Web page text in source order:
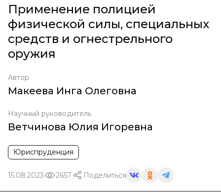
Применение полицией
физической силы, специальных
средств и огнестрельного
оружия
Автор
Макеева Инга Олеговна
Научный руководитель
Ветчинова Юлия Игоревна
Юриспруденция
15.08.2023 2657 Поделиться